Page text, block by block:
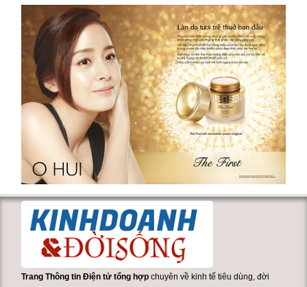
Trang Thông tin Điện tử tổng hợp chuyên về kinh tế tiêu dùng, đời